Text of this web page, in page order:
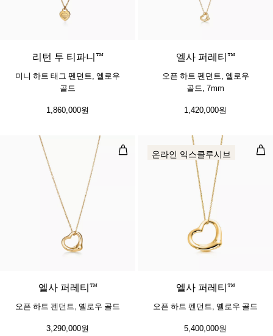
2 소재
리턴 투 티파니™
미니 하트 태그 펜던트, 옐로우
골드
1,860,000원
엘사 퍼레티™
오픈 하트 펜던트, 옐로우
골드, 7mm
1,420,000원
오픈 하트 펜던트, 옐로우 골드
2 소재
엘사 퍼레티™
오픈 하트 펜던트, 옐로우 골드
3,290,000원
오
온라인 익스클루시브
엘사 퍼레티™
오픈 하트 펜던트, 옐로우 골드
5,400,000원